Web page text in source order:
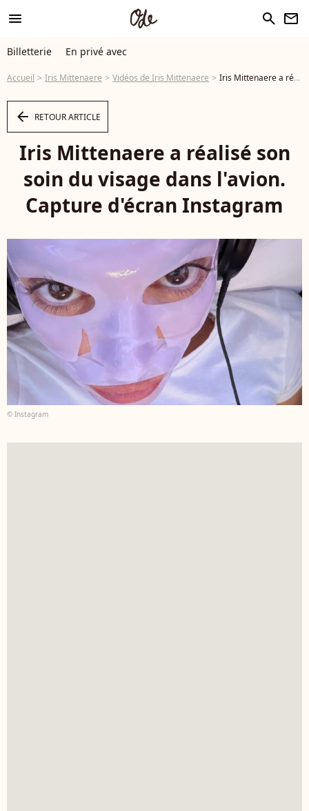
menu search newsletter
Billetterie En privé avec
Accueil Iris Mittenaere Vidéos de Iris Mittenaere Iris Mittenaere a réalisé son soin du visage dans l'avion. Capture d'écran Instagram - Vidéo
arrow_left RETOUR ARTICLE
Iris Mittenaere a réalisé son
soin du visage dans l'avion.
Capture d'écran Instagram
© Instagram